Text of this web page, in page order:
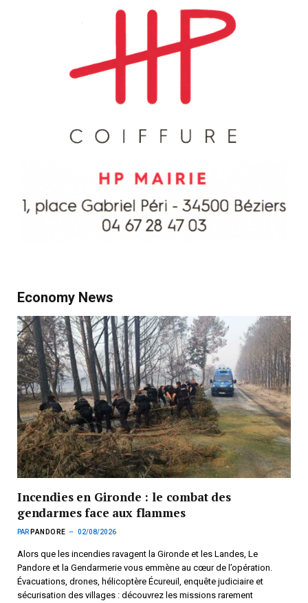
Economy News
Incendies en Gironde : le combat des
gendarmes face aux flammes
PAR PANDORE 02/08/2026
Alors que les incendies ravagent la Gironde et les Landes, Le
Pandore et la Gendarmerie vous emmène au cœur de l’opération.
Évacuations, drones, hélicoptère Écureuil, enquête judiciaire et
sécurisation des villages : découvrez les missions rarement